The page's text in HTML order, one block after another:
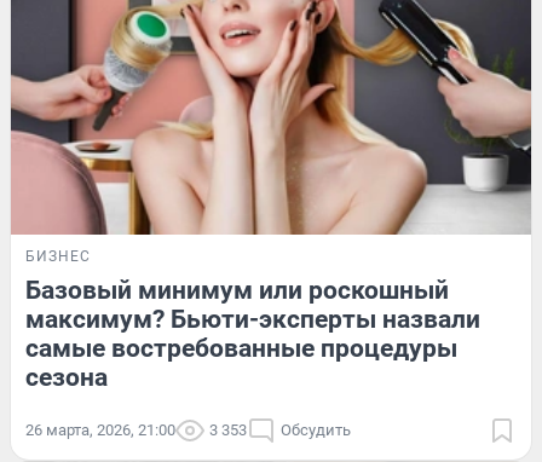
БИЗНЕС
Базовый минимум или роскошный
максимум? Бьюти-эксперты назвали
самые востребованные процедуры
сезона
26 марта, 2026, 21:00 3 353 Обсудить